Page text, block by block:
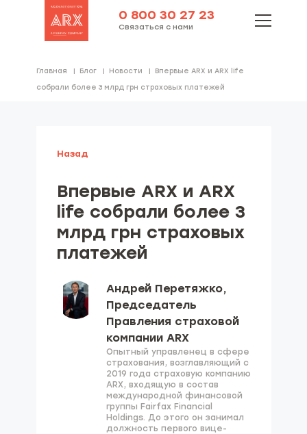
0 800 30 27 23
Связаться с нами
Главная Блог Новости
Впервые ARX и ARX life
собрали более 3 млрд грн страховых платежей
Назад
Впервые ARX и ARX
life собрали более 3
млрд грн страховых
платежей
Андрей Перетяжко,
Председатель
Правления страховой
компании ARX
Опытный управленец в сфере
страхования, возглавляющий с
2019 года страховую компанию
ARX, входящую в состав
международной финансовой
группы Fairfax Financial
Holdings. До этого он занимал
должность первого вице-